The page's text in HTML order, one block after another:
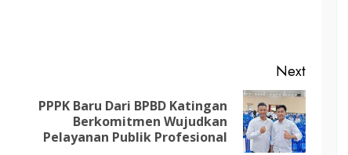
Previous
Next
Next
post:
PPPK Baru Dari BPBD Katingan
Berkomitmen Wujudkan
Pelayanan Publik Profesional
Soroti Krisis Air Bersih, Insentif
Nakes Hingga Ancaman
Pencemaran Sungai
TRIOKTA 11 MEI 2026